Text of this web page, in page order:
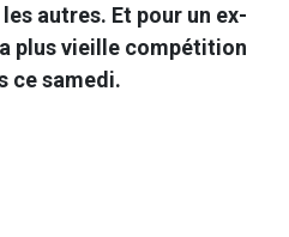
autres. Et pour un ex-
plus vieille compétition
ce samedi.